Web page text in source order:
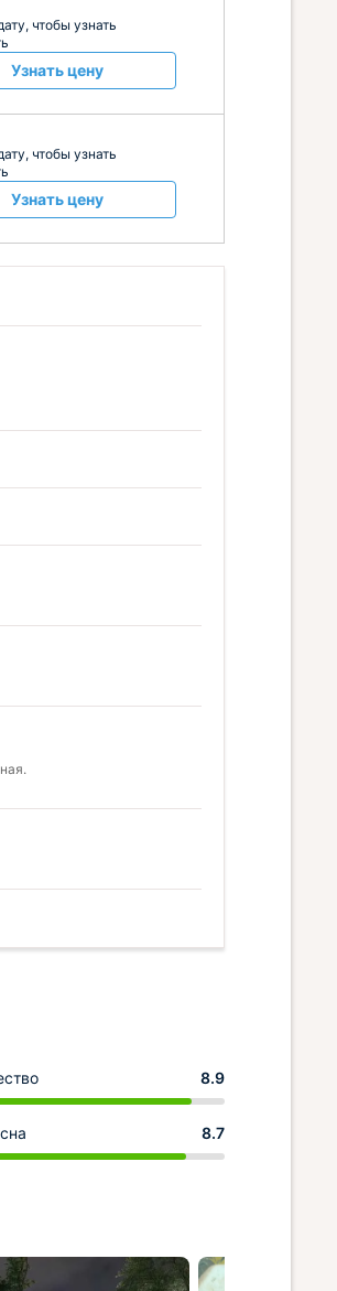
чтобы узнать
Узнать цену
чтобы узнать
Узнать цену
8.9
8.7